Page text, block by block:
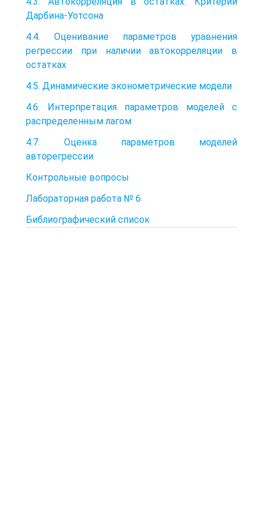
Дарбина-Уотсона
4.4. Оценивание параметров уравнения
регрессии при наличии автокорреляции в
остатках
4.5. Динамические эконометрические модели
4.6. Интерпретация параметров моделей с
распределенным лагом
4.7. Оценка параметров моделей
авторегрессии
Контрольные вопросы
Лабораторная работа № 6
Библиографический список